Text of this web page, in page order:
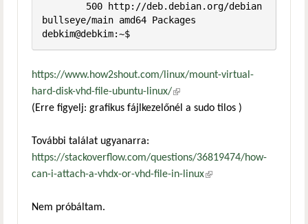
bullseye/main amd64 Packages
debkim@debkim:~$
https://www.how2shout.com/linux/mount-virtual-
hard-disk-vhd-file-ubuntu-linux/(külső hivatkozás)
(Erre figyelj: grafikus fájlkezelőnél a sudo tilos )
További találat ugyanarra:
https://stackoverflow.com/questions/36819474/how-
can-i-attach-a-vhdx-or-vhd-file-in-linux(külső hivatkozás)
Nem próbáltam.